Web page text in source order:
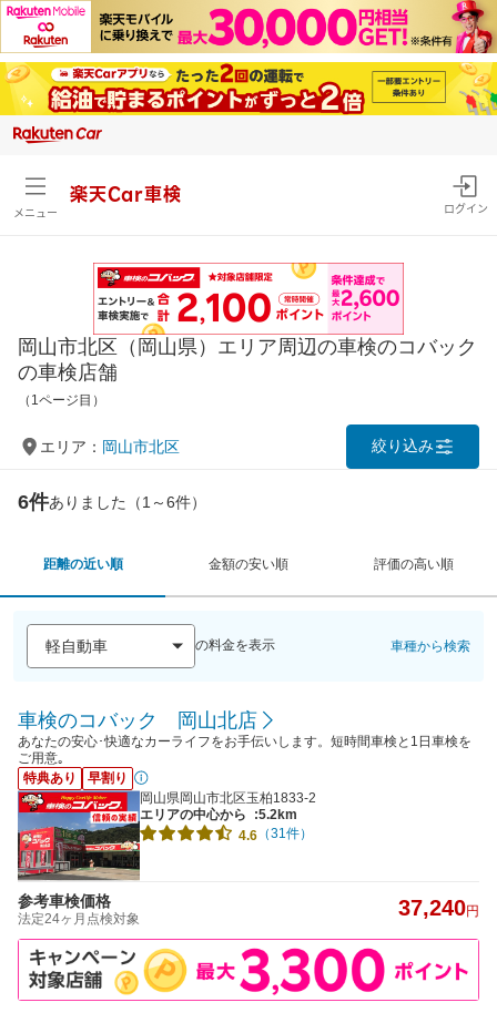
メニュー
楽天Car車検
ログイン
岡山市北区（岡山県）エリア周辺の車検のコバック
の車検店舗
（1ページ目）
エリア： 岡山市北区 絞り込み
6件ありました（1～6件）
距離の近い順 金額の安い順 評価の高い順
の料金を表示 車種から検索
車検のコバック 岡山北店
あなたの安心･快適なカーライフをお手伝いします。短時間車検と1日車検を
ご用意｡
特典あり
早割り
岡山県岡山市北区玉柏1833-2
エリアの中心から
:5.2km
4.6 （31件）
参考車検価格
法定24ヶ月点検対象 37,240円